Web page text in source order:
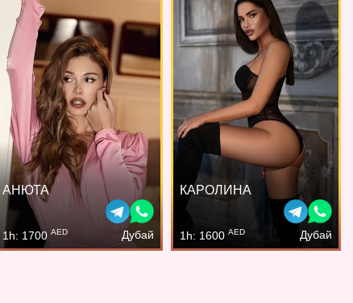
АНЮТА
1h: 1700 AED Дубай
КАРОЛИНА
1h: 1600AED Дубай